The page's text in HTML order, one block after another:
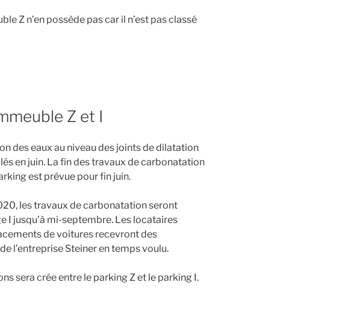
Z n’en possède pas car il n’est pas classé
Z et I
des eaux au niveau des joints de dilatation
en juin. La fin des travaux de carbonatation
est prévue pour fin juin.
les travaux de carbonatation seront
I jusqu’à mi-septembre. Les locataires
de voitures recevront des
l’entreprise Steiner en temps voulu.
sera crée entre le parking Z et le parking I.